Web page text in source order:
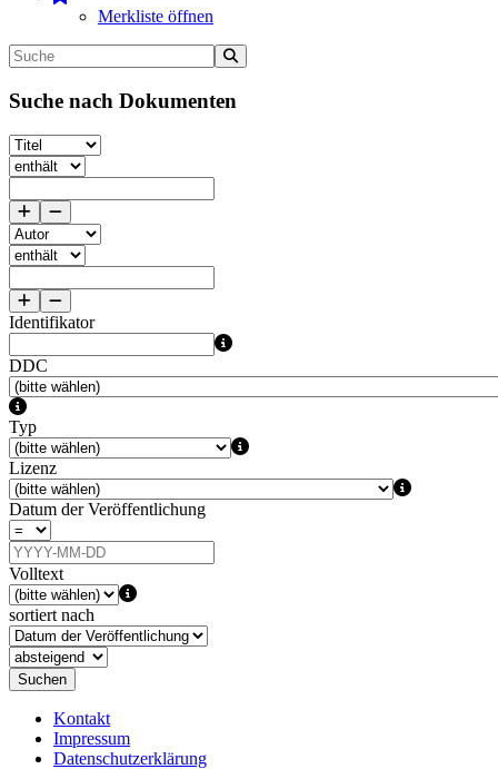
Merkliste öffnen
Suche nach Dokumenten
Identifikator
DDC
Typ
Lizenz
Datum der Veröffentlichung
Volltext
sortiert nach
Suchen
Kontakt
Impressum
Datenschutzerklärung